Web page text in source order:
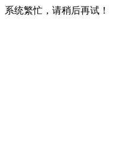
系统繁忙，请稍后再试！